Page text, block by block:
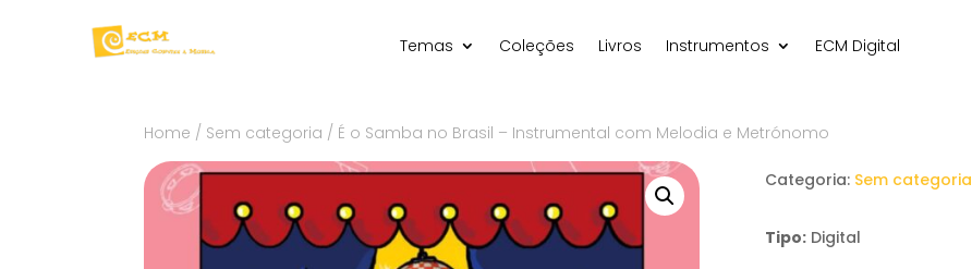
Temas Coleções Livros Instrumentos ECM Digital
Home / Sem categoria / É o Samba no Brasil – Instrumental com Melodia e Metrónomo
Categoria: Sem categoria
Tipo: Digital